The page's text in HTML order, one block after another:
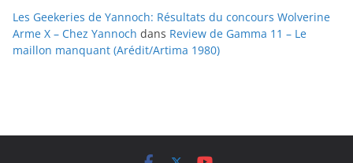
Les Geekeries de Yannoch: Résultats du concours Wolverine
Arme X – Chez Yannoch dans Review de Gamma 11 – Le
maillon manquant (Arédit/Artima 1980)